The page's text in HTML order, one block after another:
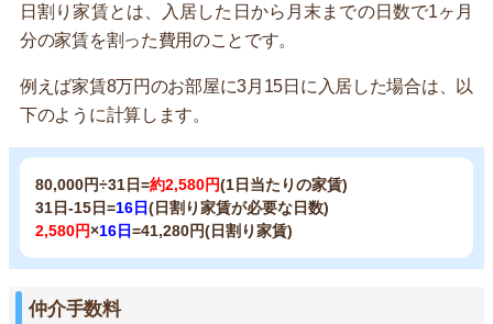
日割り家賃とは、入居した日から月末までの日数で1ヶ月
分の家賃を割った費用のことです。
例えば家賃8万円のお部屋に3月15日に入居した場合は、以
下のように計算します。
80,000円÷31日=約2,580円(1日当たりの家賃)
31日-15日=16日(日割り家賃が必要な日数)
2,580円×16日=41,280円(日割り家賃)
仲介手数料